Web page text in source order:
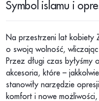
Symbol islamu i
Na przestrzeni lat kobiety
o swoją wolność,
Przez długi czas
akcesoria, które –
stanowiły narzędzie
komfort i nowe